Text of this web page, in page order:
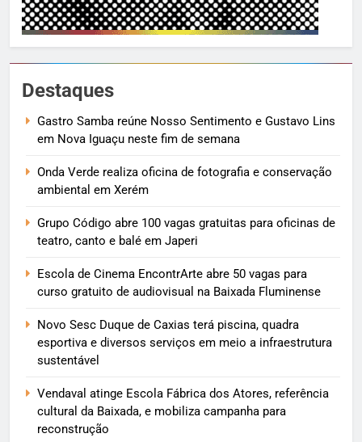
Destaques
Gastro Samba reúne Nosso Sentimento e Gustavo Lins
em Nova Iguaçu neste fim de semana
Onda Verde realiza oficina de fotografia e conservação
ambiental em Xerém
Grupo Código abre 100 vagas gratuitas para oficinas de
teatro, canto e balé em Japeri
Escola de Cinema EncontrArte abre 50 vagas para
curso gratuito de audiovisual na Baixada Fluminense
Novo Sesc Duque de Caxias terá piscina, quadra
esportiva e diversos serviços em meio a infraestrutura
sustentável
Vendaval atinge Escola Fábrica dos Atores, referência
cultural da Baixada, e mobiliza campanha para
reconstrução